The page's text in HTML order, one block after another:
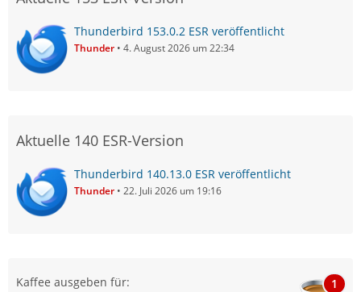
Thunderbird 153.0.2 ESR veröffentlicht
Thunder 4. August 2026 um 22:34
Aktuelle 140 ESR-Version
Thunderbird 140.13.0 ESR veröffentlicht
Thunder 22. Juli 2026 um 19:16
Kaffee ausgeben für: 1